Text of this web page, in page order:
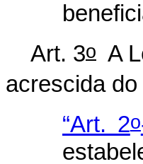
Art. 3o A
acrescida
“Art. 2o